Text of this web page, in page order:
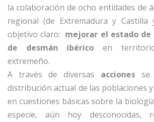
la colaboración de ocho entidades de
regional (de Extremadura y
objetivo claro: mejorar el estado de
de desmán ibérico en
extremeño.
A través de diversas accionesse
distribución actual de las poblaciones
en cuestiones básicas sobre la
especie, aún hoy desconocidas,